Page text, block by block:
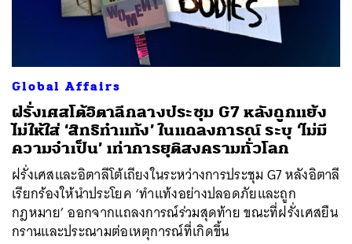
Global Affairs
ฝรั่งเศสโต้อิตาลีกลางประชุม G7 หลังถูกแย้ง
ไม่ให้ใส่ ‘สิทธิทำแท้ง’ ในแถลงการณ์ ระบุ ‘ไม่มี
ความจำเป็น’ เท่าการยุติสงครามทั่วโลก
ฝรั่งเศสและอิตาลีโต้เถียงในระหว่างการประชุม G7 หลังอิตาลี
เรียกร้องให้นำประโยค ‘ทำแท้งอย่างปลอดภัยและถูก
กฎหมาย’ ออกจากแถลงการณ์ร่วมสุดท้าย ขณะที่ฝรั่งเศสยืน
กรานและประณามต่อเหตุการณ์ที่เกิดขึ้น
SHARE TWEET LINE EMAIL